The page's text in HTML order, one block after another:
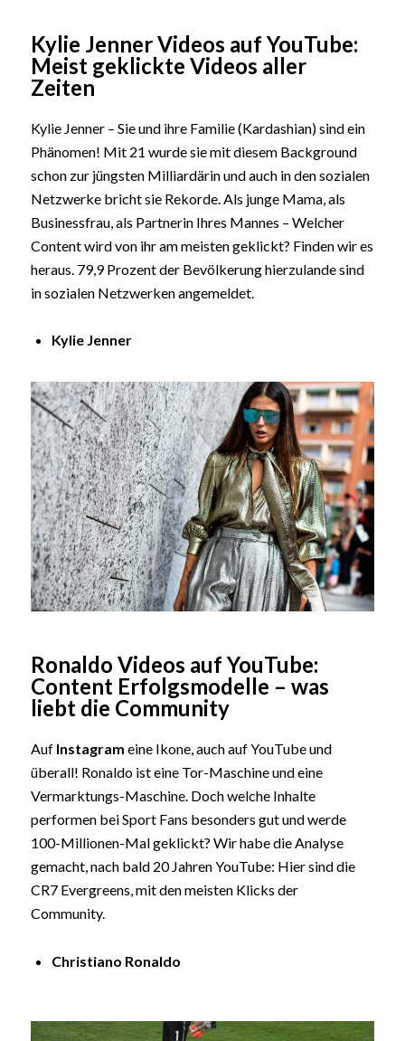
Kylie Jenner Videos auf YouTube:
Meist geklickte Videos aller
Zeiten
Kylie Jenner – Sie und ihre Familie (Kardashian) sind ein
Phänomen! Mit 21 wurde sie mit diesem Background
schon zur jüngsten Milliardärin und auch in den sozialen
Netzwerke bricht sie Rekorde. Als junge Mama, als
Businessfrau, als Partnerin Ihres Mannes – Welcher
Content wird von ihr am meisten geklickt? Finden wir es
heraus. 79,9 Prozent der Bevölkerung hierzulande sind
in sozialen Netzwerken angemeldet.
Kylie Jenner
Ronaldo Videos auf YouTube:
Content Erfolgsmodelle – was
liebt die Community
Auf Instagram eine Ikone, auch auf YouTube und
überall! Ronaldo ist eine Tor-Maschine und eine
Vermarktungs-Maschine. Doch welche Inhalte
performen bei Sport Fans besonders gut und werde
100-Millionen-Mal geklickt? Wir habe die Analyse
gemacht, nach bald 20 Jahren YouTube: Hier sind die
CR7 Evergreens, mit den meisten Klicks der
Community.
Christiano Ronaldo